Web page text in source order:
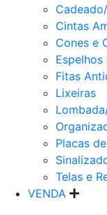
Cintas
Cones e
Espelhos
Fitas
Lixeiras
Placas
Telas e
VENDA